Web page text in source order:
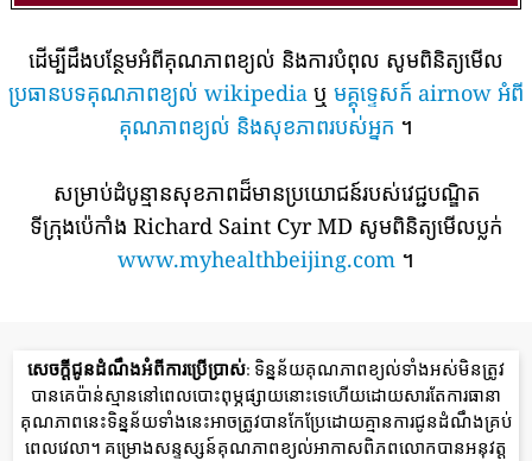
ដើម្បីដឹងបន្ថែមអំពីគុណភាពខ្យល់ និងការបំពុល សូមពិនិត្យមើល
ប្រធានបទគុណភាពខ្យល់ wikipedia ឬ មគ្គុទ្ទេសក៍ airnow អំពី
គុណភាពខ្យល់ និងសុខភាពរបស់អ្នក ។
សម្រាប់ដំបូន្មានសុខភាពដ៏មានប្រយោជន៍របស់វេជ្ជបណ្ឌិត
ទីក្រុងប៉េកាំង Richard Saint Cyr MD សូមពិនិត្យមើលប្លក់
www.myhealthbeijing.com ។
សេចក្តីជូនដំណឹងអំពីការប្រើប្រាស់: ទិន្នន័យគុណភាពខ្យល់ទាំងអស់មិនត្រូវ
បានគេប៉ាន់ស្មាននៅពេលបោះពុម្ភផ្សាយនោះទេហើយដោយសារតែការធានា
គុណភាពនេះទិន្នន័យទាំងនេះអាចត្រូវបានកែប្រែដោយគ្មានការជូនដំណឹងគ្រប់
ពេលវេលា។ គម្រោងសន្ទស្សន៍គុណភាពខ្យល់អាកាសពិភពលោកបានអនុវត្ត